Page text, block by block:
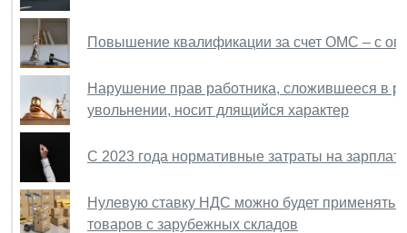
Повышение квалификации за счет ОМС – с
Нарушение прав работника, сложившееся в
увольнении, носит длящийся характер
С 2023 года нормативные затраты на
Нулевую ставку НДС можно будет применять
товаров с зарубежных складов